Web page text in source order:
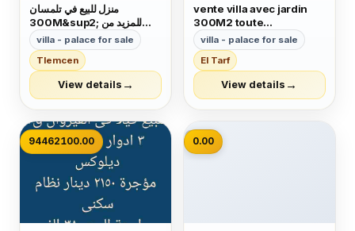
منزل للبيع في تلمسان
300M&sup2; للمزيد من
المعلومات إتصل
0771693281
villa - palace for sale
Tlemcen
View details →
vente villa avec jardin
300M2 toute
commodit&eacute; au
centre ville ain asel
wilaya de el taref tres
bien situ&eacute; avec
toute commodit&eacute;
GAZ EAU
internet
villa - palace for sale
El Tarf
View details →
94462100.00 📷
0.00